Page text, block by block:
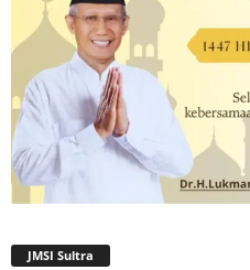
JMSI Sultra